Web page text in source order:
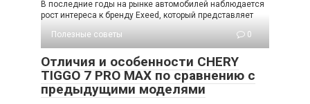
В последние годы на рынке автомобилей наблюдается
рост интереса к бренду Exeed, который представляет
Полезные советы
0
Отличия и особенности CHERY
TIGGO 7 PRO MAX по сравнению с
предыдущими моделями